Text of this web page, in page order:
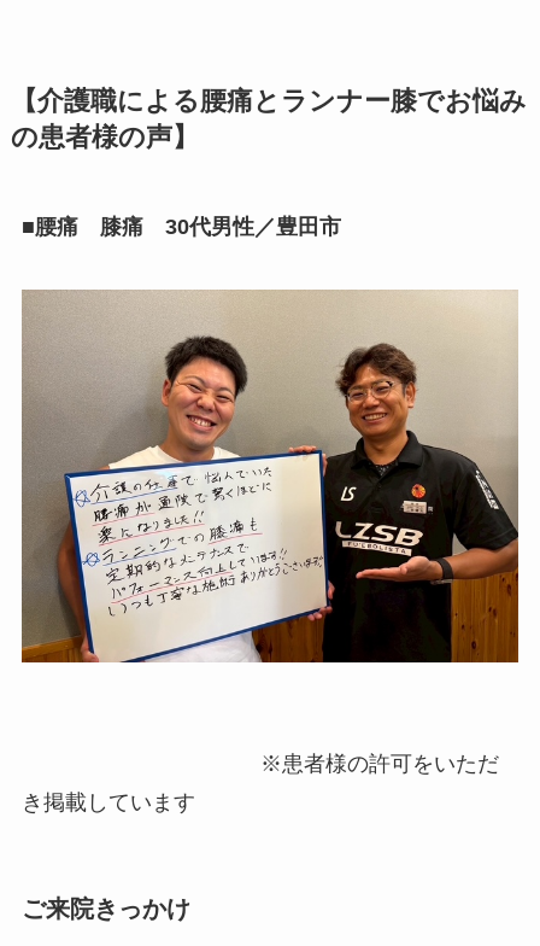
【介護職による腰痛とランナー膝でお悩み
の患者様の声】
■腰痛 膝痛 30代男性／豊田市
※患者様の許可をいただ
き掲載しています
ご来院きっかけ